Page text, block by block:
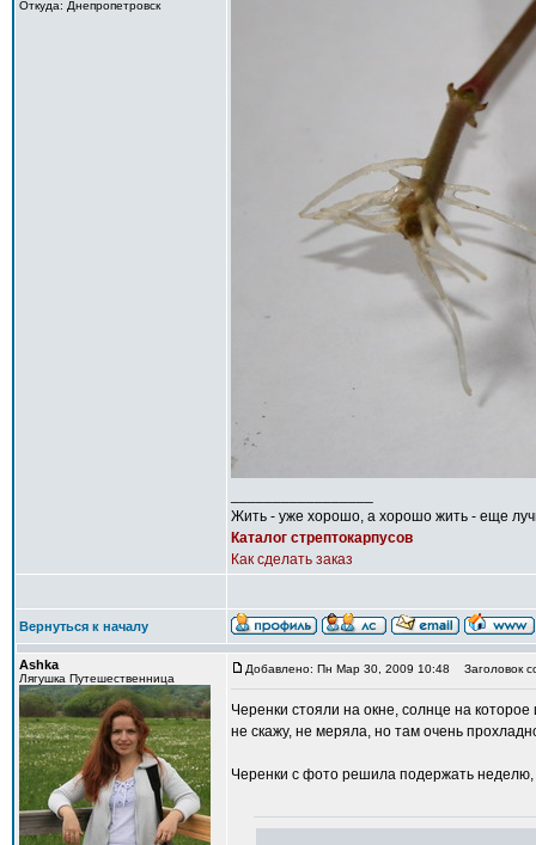
Откуда: Днепропетровск
Жить - уже хорошо, а хорошо жить - еще
Каталог стрептокарпусов
Как сделать заказ
Вернуться к началу
Ashka
Лягушка Путешественница
Добавлено: Пн Мар 30, 2009 10:48 Заголовок
Черенки стояли на окне, солнце на
не скажу, не меряла, но там очень
Черенки с фото решила подержать неделю,